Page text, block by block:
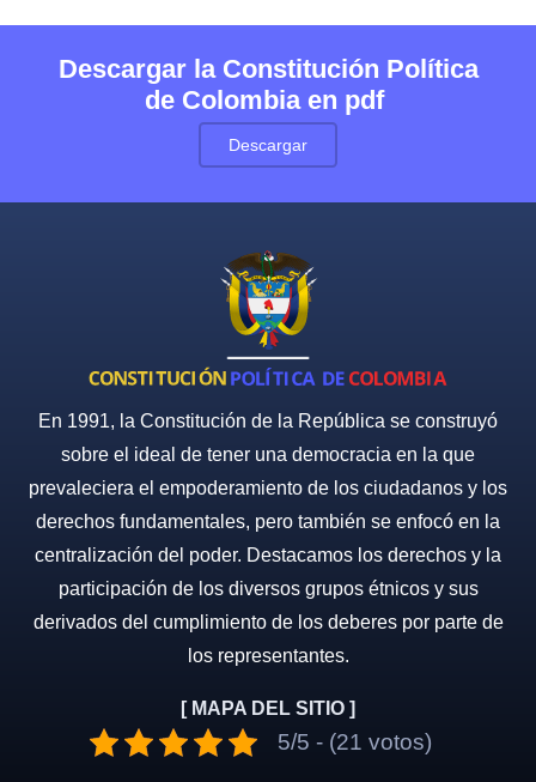
Descargar la Constitución Política
de Colombia en pdf
Descargar
En 1991, la Constitución de la República se construyó
sobre el ideal de tener una democracia en la que
prevaleciera el empoderamiento de los ciudadanos y los
derechos fundamentales, pero también se enfocó en la
centralización del poder. Destacamos los derechos y la
participación de los diversos grupos étnicos y sus
derivados del cumplimiento de los deberes por parte de
los representantes.
[ MAPA DEL SITIO ]
5/5 - (21 votos)